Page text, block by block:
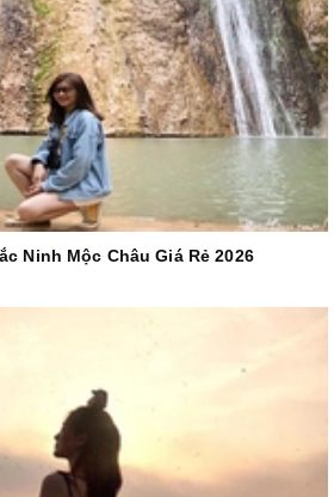
Ninh Mộc Châu Giá Rẻ 2026